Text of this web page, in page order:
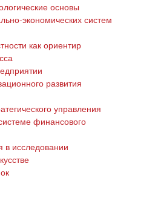
основы
экономических систем
как ориентир
развития
управления
финансового
исследовании